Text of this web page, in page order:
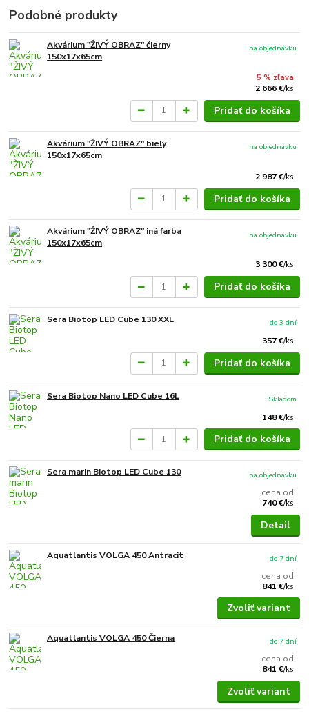
Podobné produkty
Akvárium "ŽIVÝ OBRAZ" čierny
150x17x65cm
5 % zľava
2 666 €/ks
na objednávku
Pridať do košíka
Akvárium "ŽIVÝ OBRAZ" biely
150x17x65cm
2 987 €/ks
na objednávku
Pridať do košíka
Akvárium "ŽIVÝ OBRAZ" iná farba
150x17x65cm
3 300 €/ks
na objednávku
Pridať do košíka
Sera Biotop LED Cube 130 XXL
357 €/ks
do 3 dní
Pridať do košíka
Sera Biotop Nano LED Cube 16L
148 €/ks
Skladom
Pridať do košíka
Sera marin Biotop LED Cube 130
cena od
740 €/ks
na objednávku
Detail
Aquatlantis VOLGA 450 Antracit
cena od
841 €/ks
do 7 dní
Zvoliť variant
Aquatlantis VOLGA 450 Čierna
cena od
841 €/ks
do 7 dní
Zvoliť variant